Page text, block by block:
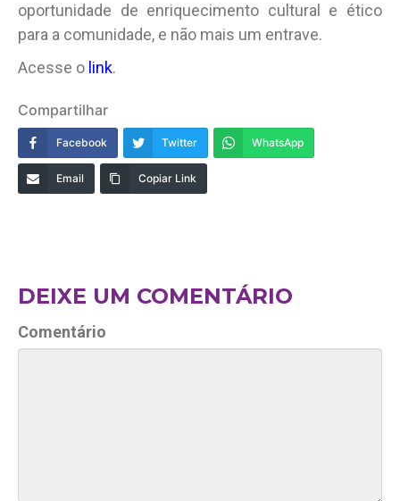
oportunidade de enriquecimento cultural e ético
para a comunidade, e não mais um entrave.
Acesse o link.
Compartilhar
Facebook Twitter WhatsApp
Email Copiar Link
DEIXE UM COMENTÁRIO
Comentário